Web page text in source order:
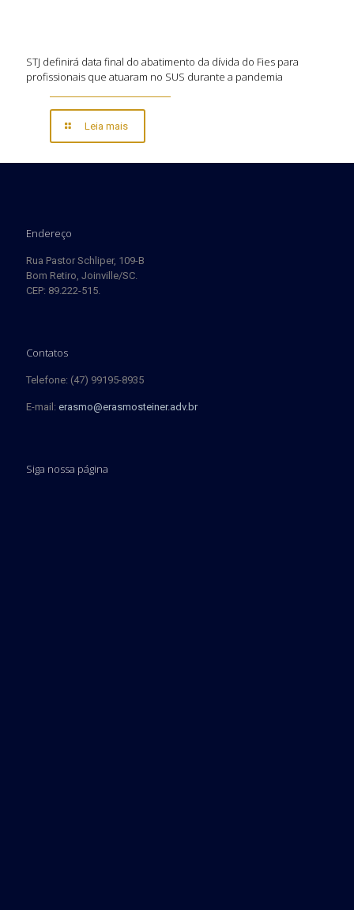
STJ definirá data final do abatimento da dívida do Fies para
profissionais que atuaram no SUS durante a pandemia
Leia mais
Endereço
Rua Pastor Schliper, 109-B
Bom Retiro, Joinville/SC.
CEP: 89.222-515.
Contatos
Telefone: (47) 99195-8935
E-mail: erasmo@erasmosteiner.adv.br
Siga nossa página